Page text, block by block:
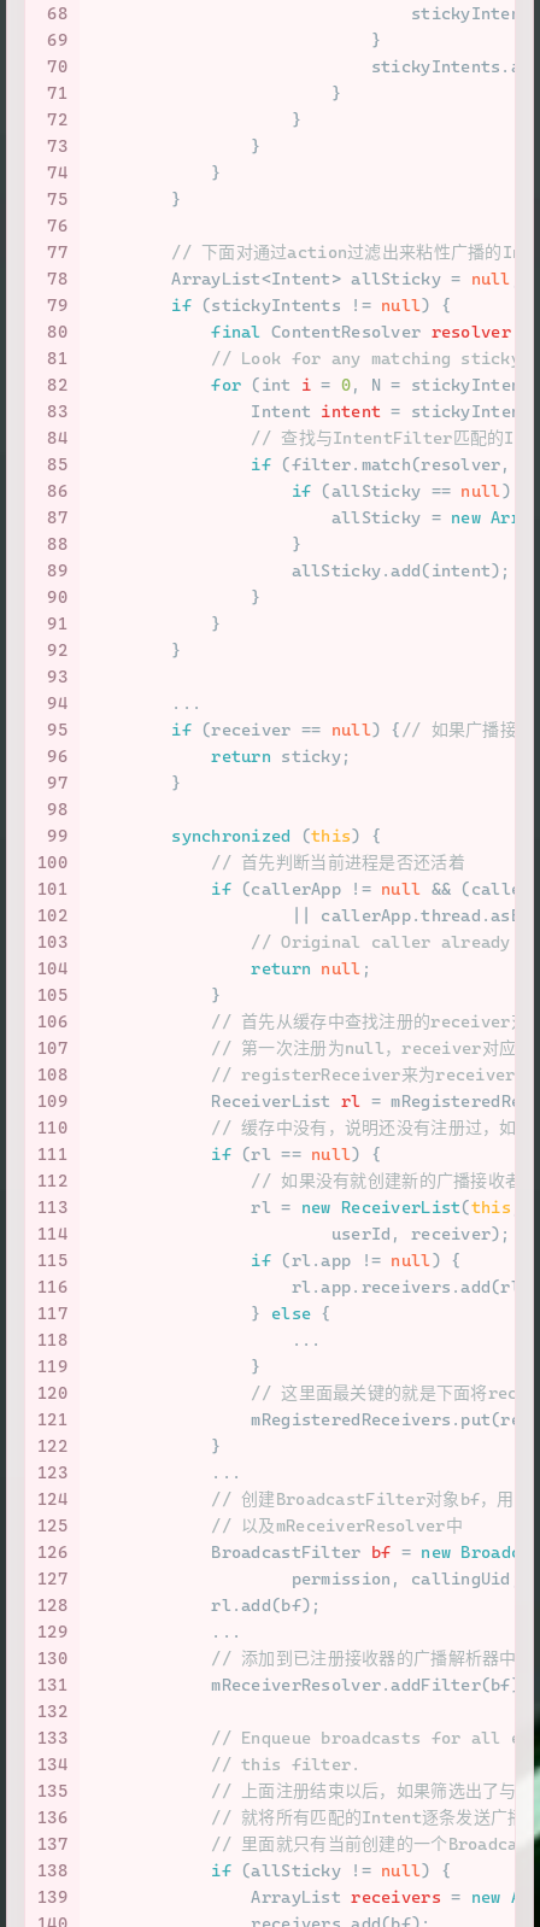
68
69
70
71
72
73
74
75
76
77
78
79
80
81
82
83
84
85
86
87
88
89
90
91
92
93
94
95
96
97
98
99
100
101
102
103
104
105
106
107
108
109
110
111
112
113
114
115
116
117
118
119
120
121
122
123
124
125
126
127
128
129
130
131
132
133
134
135
136
137
138
139
140
                            }
                        }
                    }
                }
            }
        }
// 下面对通过action过滤出来粘性广播的
        ArrayList<Intent> allSticky =
null
if (stickyIntents != null) {
final ContentResolver resolver
// Look for any matching sticky
for (int i = 0, N =
Intent intent =
// 查找与IntentFilter匹配的
if (filter.match(resolver,
if (allSticky == null) {
                        allSticky =
new
                    }
                    allSticky.add(intent);
                }
            }
        }
        ...
if (receiver == null) { // 如果广播接收
return sticky;
        }
synchronized (this) {
// 首先判断当前进程是否还活着
if (callerApp != null &&
||
// Original caller already died
return null ;
            }
// 首先从缓存中查找注册的receiver
// 第一次注册为null，receiver对应的
// registerReceiver来为receiver注册
ReceiverList rl =
// 缓存中没有，说明还没有注册过，如果
if (rl == null) {
// 如果没有就创建新的广播接收者
                rl =
new ReceiverList(this
                        userId, receiver);
if (rl.app != null) {
                    rl.app.receivers.add(rl);
                }
else {
                    ...
                }
// 这里面最关键的就是下面将
            }
            ...
// 创建BroadcastFilter对象bf，用来
// 以及mReceiverResolver中
BroadcastFilter bf = new
permission, callingUid,
            rl.add(bf);
            ...
// 添加到已注册接收器的广播解析器中，
            mReceiverResolver.addFilter(bf);
// Enqueue broadcasts for all
// this filter.
// 上面注册结束以后，如果筛选出了
// 就将所有匹配的Intent逐条发送广播
// 里面就只有当前创建的一个
if (allSticky != null) {
ArrayList receivers = new
                receivers.add(bf);